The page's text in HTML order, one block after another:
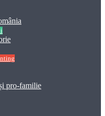
pro-familie